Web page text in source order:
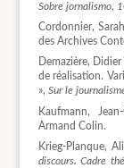
Sobre jornalismo, 1
Cordonnier,
des Archives
Demazière,
de réalisation.
», Sur le
Kaufmann,
Armand Colin.
Krieg-Planque,
discours. Cadre